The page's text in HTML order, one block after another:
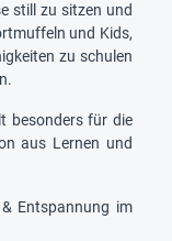
still zu sitzen und
und Kids,
zu schulen
besonders für die
aus Lernen und
Entspannung im